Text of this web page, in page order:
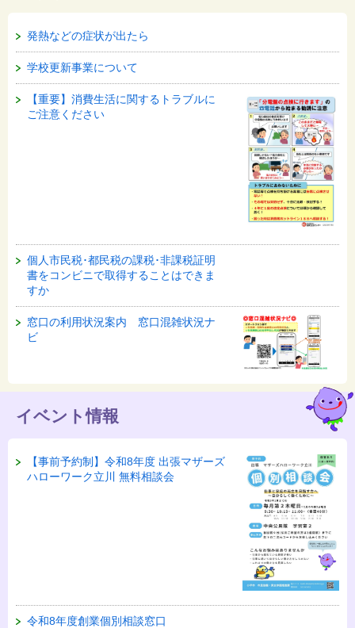
発熱などの症状が出たら
学校更新事業について
【重要】消費生活に関するトラブルに
ご注意ください
個人市民税･都民税の課税･非課税証明
書をコンビニで取得することはできま
すか
窓口の利用状況案内 窓口混雑状況ナ
ビ
イベント情報
【事前予約制】令和8年度 出張マザーズ
ハローワーク立川 無料相談会
令和8年度創業個別相談窓口